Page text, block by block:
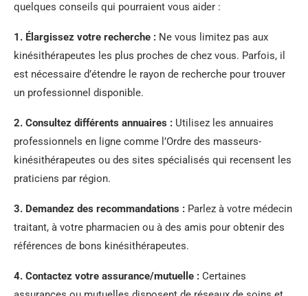
quelques conseils qui pourraient vous aider :
1. Élargissez votre recherche : Ne vous limitez pas aux
kinésithérapeutes les plus proches de chez vous. Parfois, il
est nécessaire d’étendre le rayon de recherche pour trouver
un professionnel disponible.
2. Consultez différents annuaires : Utilisez les annuaires
professionnels en ligne comme l’Ordre des masseurs-
kinésithérapeutes ou des sites spécialisés qui recensent les
praticiens par région.
3. Demandez des recommandations : Parlez à votre médecin
traitant, à votre pharmacien ou à des amis pour obtenir des
références de bons kinésithérapeutes.
4. Contactez votre assurance/mutuelle : Certaines